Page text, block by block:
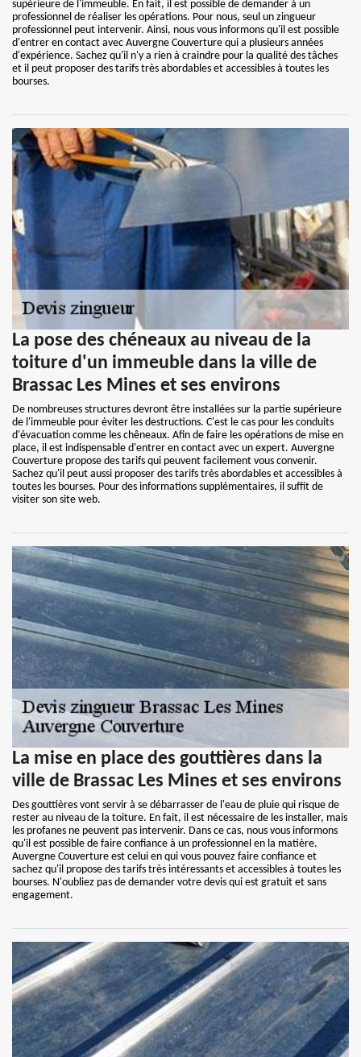
supérieure de l'immeuble. En fait, il est possible de demander à un
professionnel de réaliser les opérations. Pour nous, seul un zingueur
professionnel peut intervenir. Ainsi, nous vous informons qu'il est possible
d'entrer en contact avec Auvergne Couverture qui a plusieurs années
d'expérience. Sachez qu'il n'y a rien à craindre pour la qualité des tâches
et il peut proposer des tarifs très abordables et accessibles à toutes les
bourses.
La pose des chéneaux au niveau de la
toiture d'un immeuble dans la ville de
Brassac Les Mines et ses environs
De nombreuses structures devront être installées sur la partie supérieure
de l'immeuble pour éviter les destructions. C'est le cas pour les conduits
d'évacuation comme les chêneaux. Afin de faire les opérations de mise en
place, il est indispensable d'entrer en contact avec un expert. Auvergne
Couverture propose des tarifs qui peuvent facilement vous convenir.
Sachez qu'il peut aussi proposer des tarifs très abordables et accessibles à
toutes les bourses. Pour des informations supplémentaires, il suffit de
visiter son site web.
La mise en place des gouttières dans la
ville de Brassac Les Mines et ses environs
Des gouttières vont servir à se débarrasser de l'eau de pluie qui risque de
rester au niveau de la toiture. En fait, il est nécessaire de les installer, mais
les profanes ne peuvent pas intervenir. Dans ce cas, nous vous informons
qu'il est possible de faire confiance à un professionnel en la matière.
Auvergne Couverture est celui en qui vous pouvez faire confiance et
sachez qu'il propose des tarifs très intéressants et accessibles à toutes les
bourses. N'oubliez pas de demander votre devis qui est gratuit et sans
engagement.